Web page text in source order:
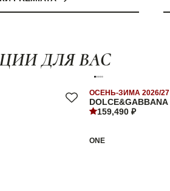
ДЛЯ ВАС
DOLCE&GABBANA
ОСЕНЬ-ЗИМА 2026/27
159,490 ₽
ONE